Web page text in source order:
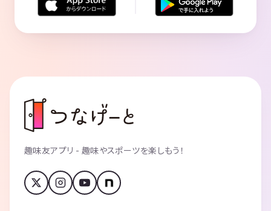
趣味友アプリ - 趣味やスポーツを楽しもう！